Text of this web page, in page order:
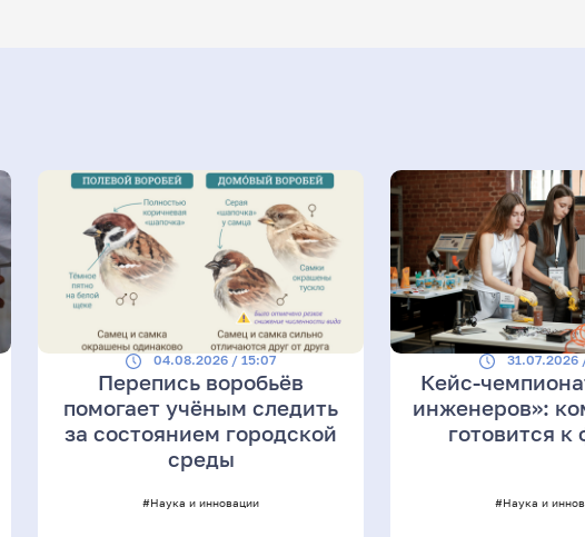
04.08.2026 / 15:07
Перепись воробьёв
помогает учёным следить
за состоянием городской
среды
#Наука и инновации
31.07.2026
Кейс-
инженеров»:
готовится к
#Наука и